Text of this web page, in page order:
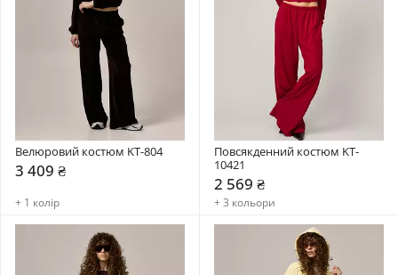
Велюровий костюм KT-804
3 409 ₴
+ 1 колір
Повсякденний костюм KT-
10421
2 569 ₴
+ 3 кольори